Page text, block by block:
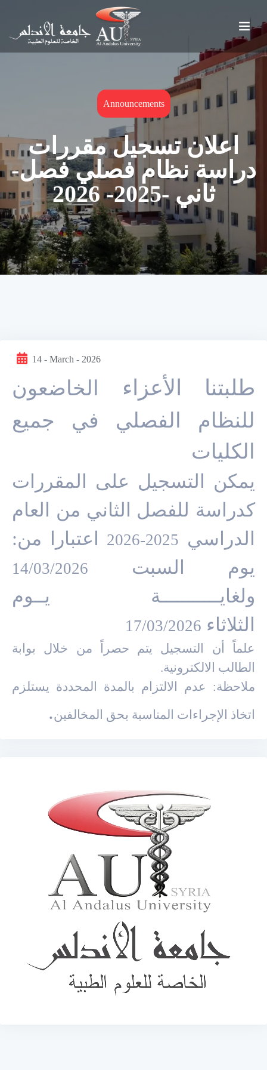
Announcements
اعلان تسجيل مقررات
دراسة نظام فصلي فصل-
ثاني -2025- 2026
14 - March - 2026
طلبتنا الأعزاء
الخاضعون
للنظام الفصلي في جميع
الكليات
يمكن التسجيل على المقررات
كدراسة للفصل الثاني من العام
الدراسي 2025-2026
اعتبارا من:
يوم السبت
14/03/2026
ولغايـــــــــــة يــوم
الثلاثاء 17/03/2026
علماً أن التسجيل يتم حصراً من خلال بوابة
الطالب الالكترونية.
ملاحظة: عدم الالتزام بالمدة المحددة يستلزم
اتخاذ الإجراءات المناسبة بحق المخالفين.